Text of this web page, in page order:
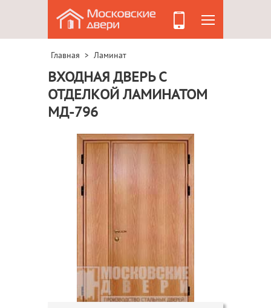
Главная > Ламинат
ВХОДНАЯ ДВЕРЬ С
ОТДЕЛКОЙ ЛАМИНАТОМ
МД-796